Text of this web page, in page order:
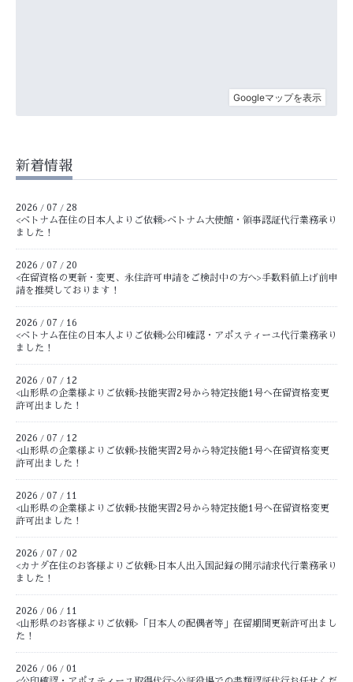
新着情報
2026 / 07 / 28
<ベトナム在住の日本人よりご依頼>ベトナム大使館・領事認証代行業務承り
ました！
2026 / 07 / 20
<在留資格の更新・変更、永住許可申請をご検討中の方へ>手数料値上げ前申
請を推奨しております！
2026 / 07 / 16
<ベトナム在住の日本人よりご依頼>公印確認・アポスティーユ代行業務承り
ました！
2026 / 07 / 12
<山形県の企業様よりご依頼>技能実習2号から特定技能1号へ在留資格変更
許可出ました！
2026 / 07 / 12
<山形県の企業様よりご依頼>技能実習2号から特定技能1号へ在留資格変更
許可出ました！
2026 / 07 / 11
<山形県の企業様よりご依頼>技能実習2号から特定技能1号へ在留資格変更
許可出ました！
2026 / 07 / 02
<カナダ在住のお客様よりご依頼>日本人出入国記録の開示請求代行業務承り
ました！
2026 / 06 / 11
<山形県のお客様よりご依頼>「日本人の配偶者等」在留期間更新許可出まし
た！
2026 / 06 / 01